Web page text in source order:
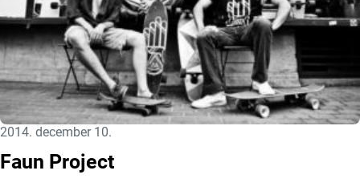
Közzétéve:
2014. december 10.
Faun Project